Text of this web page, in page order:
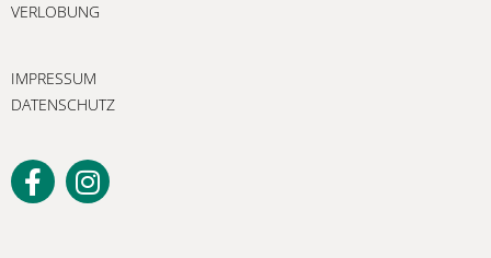
VERLOBUNG
IMPRESSUM
DATENSCHUTZ